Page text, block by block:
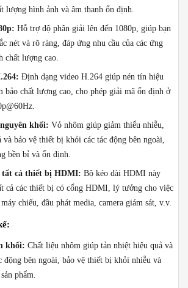
lượng hình ảnh và âm thanh ổn định.
Hỗ trợ độ phân giải lên đến 1080p, giúp bạn
nét và rõ ràng, đáp ứng nhu cầu của các ứng
chất lượng cao.
Định dạng video H.264 giúp nén tín hiệu
bảo chất lượng cao, cho phép giải mã ổn định ở
khối: Vỏ nhôm giúp giảm thiểu nhiễu,
và bảo vệ thiết bị khỏi các tác động bên ngoài,
bền bỉ và ổn định.
cả thiết bị HDMI: Bộ kéo dài HDMI này
cả các thiết bị có cổng HDMI, lý tưởng cho việc
chiếu, đầu phát media, camera giám sát, v.v.
khối: Chất liệu nhôm giúp tản nhiệt hiệu quả và
động bên ngoài, bảo vệ thiết bị khỏi nhiễu và
phẩm.